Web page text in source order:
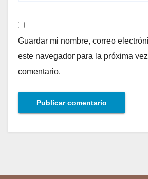
Guardar mi nombre, correo
este navegador para la próxima
comentario.